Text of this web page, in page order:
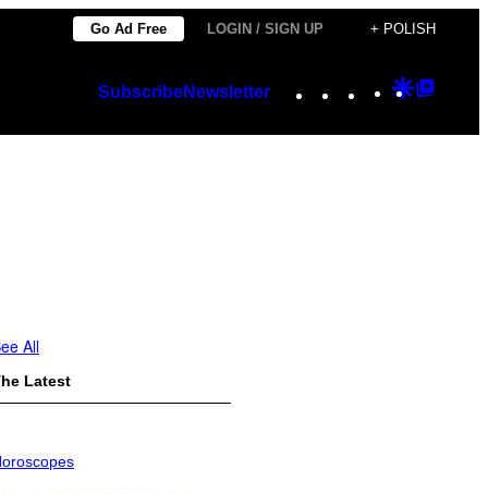
Go Ad Free LOGIN / SIGN UP + POLISH
SubscribeNewsletter Instagram
TikTok
YouTube
Google
All
Latest